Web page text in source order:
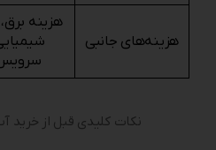
هزینه‌های جانبی
هزینه
نکات کلیدی قبل از